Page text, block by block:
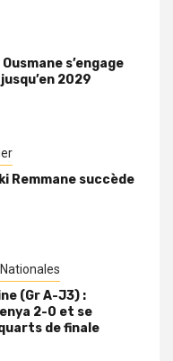
s’engage
2029
Remmane succède
(Gr A-J3) :
2-0 et se
de finale